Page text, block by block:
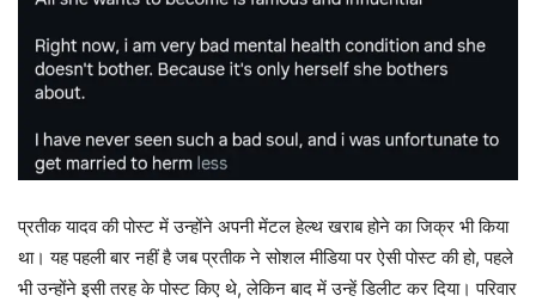
प्रतीक यादव की पोस्ट में उन्होंने अपनी मेंटल हेल्थ खराब होने का जिक्र भी किया
था। यह पहली बार नहीं है जब प्रतीक ने सोशल मीडिया पर ऐसी पोस्ट की हो, पहले
भी उन्होंने इसी तरह के पोस्ट किए थे, लेकिन बाद में उन्हें डिलीट कर दिया। परिवार